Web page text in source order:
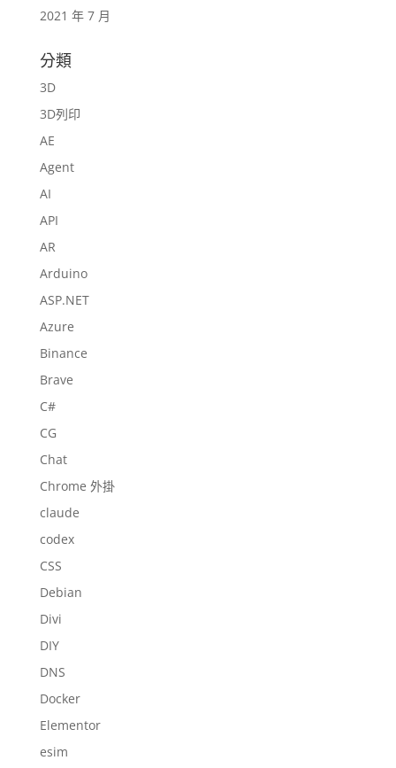
2021 年 7 月
分類
3D
3D列印
AE
Agent
AI
API
AR
Arduino
ASP.NET
Azure
Binance
Brave
C#
CG
Chat
Chrome 外掛
claude
codex
CSS
Debian
Divi
DIY
DNS
Docker
Elementor
esim